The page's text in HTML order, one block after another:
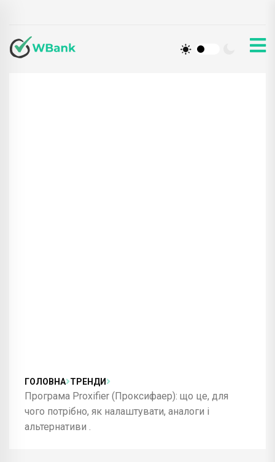
ГОЛОВНА ТРЕНДИ
Програма Proxifier (Проксифаер): що це, для
чого потрібно, як налаштувати, аналоги і
альтернативи .